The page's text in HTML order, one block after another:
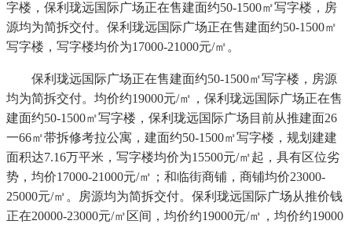
字楼，保利珑远国际广场正在售建面约50-1500㎡写字楼，房
源均为简拆交付。保利珑远国际广场正在售建面约50-1500㎡
写字楼，写字楼均价为17000-21000元/㎡。
保利珑远国际广场正在售建面约50-1500㎡写字楼，房源
均为简拆交付。均价约19000元/㎡，保利珑远国际广场正在售
建面约50-1500㎡写字楼，保利珑远国际广场目前从推建面26
一66㎡带拆修考拉公寓，建面约50-1500㎡写字楼，规划建建
面积达7.16万平米，写字楼均价为15500元/㎡起，具有区位劣
势，均价17000-21000元/㎡；和临街商铺，商铺均价23000-
25000元/㎡。房源均为简拆交付。保利珑远国际广场从推价钱
正在20000-23000元/㎡区间，均价约19000元/㎡，均价约19000